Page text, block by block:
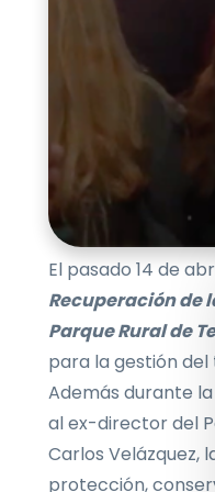
El pasado 14 de
Recuperación de
Parque Rural de
para la gestión
Además durante
al ex-director del
Carlos Velázquez,
protección,